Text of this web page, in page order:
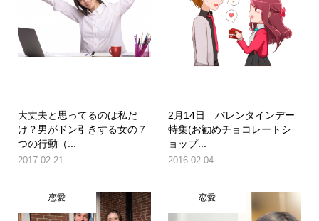
大丈夫と思ってるのは私だ
け？男がドン引きする女の７
つの行動（...
2017.02.21
2月14日 バレンタインデー
特集(お勧めチョコレートシ
ョップ...
2016.02.04
恋愛 恋愛